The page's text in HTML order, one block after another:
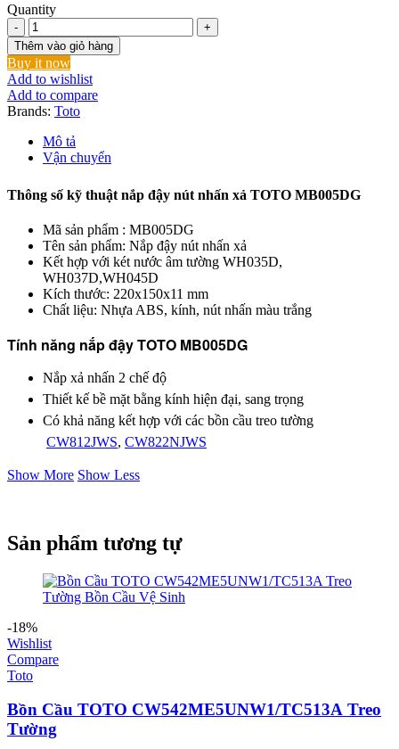
Quantity
Nắp
Đậy
Nút
Nhấn
Xả
TOTO
MB005DG
số
lượng
Thêm vào giỏ hàng
Buy it now
Add to wishlist
Add to compare
Brands: Toto
Mô tả
Vận chuyển
Thông số kỹ thuật nắp đậy nút nhấn xả TOTO MB005DG
Mã sản phẩm : MB005DG
Tên sản phẩm: Nắp đậy nút nhấn xả
Kết hợp với két nước âm tường WH035D,
WH037D,WH045D
Kích thước: 220x150x11 mm
Chất liệu: Nhựa ABS, kính, nút nhấn màu trắng
Tính năng nắp đậy TOTO MB005DG
Nắp xả nhấn 2 chế độ
Thiết kế bề mặt bằng kính hiện đại, sang trọng
Có khả năng kết hợp với các bồn cầu treo tường
CW812JWS, CW822NJWS
Show More Show Less
Sản phẩm tương tự
-18%
Wishlist
Compare
Toto
Bồn Cầu TOTO CW542ME5UNW1/TC513A Treo
Tường